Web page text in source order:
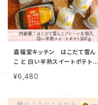
嘉福堂キッチン はこだて雪ん
こ と 白い半熟スイートポテト
な スイートポテト と 大福【送料
り スイーツ 取り寄せ 人気 お菓
¥6,480